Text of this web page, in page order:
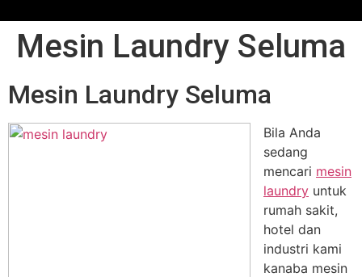
Mesin Laundry Seluma
Mesin Laundry Seluma
Bila Anda
sedang
mencari mesin
laundry untuk
rumah sakit,
hotel dan
industri kami
kanaba mesin